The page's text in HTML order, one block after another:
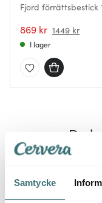
Samtycke
Fjord förrättsbestick
869 kr 1449 kr
I lager
Du